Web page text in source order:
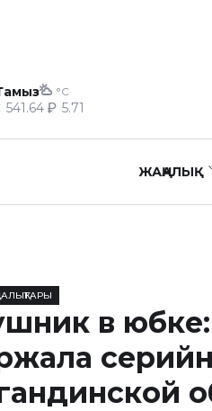
°C
541.64 5.71
ЖАҢАЛЫҚ
в